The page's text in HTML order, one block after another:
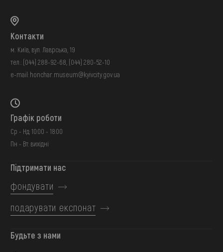
Контакти
м. Київ, вул. Лаврська, 19
тел.: (044) 288-92-68 (044) 280-52-10
e-mail: honchar.museum@kyivcity.gov.ua
Графік роботи
Ср - Нд: 10:00 - 18:00
Пн - Вт: вихідні
Підтримати нас
фондувати
подарувати експонат
Будьте з нами